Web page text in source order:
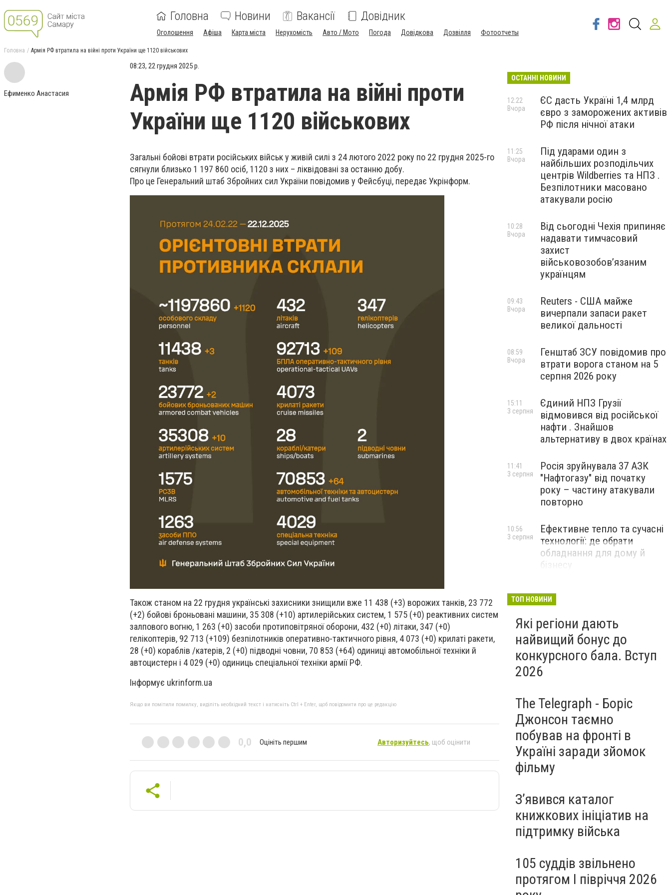
Головна Новини Вакансії Довідник
Оголошення Афіша Карта міста Нерухомість Авто / Мото Погода Довідкова Дозвілля Фотоотчеты
Головна Армія РФ втратила на війні проти України ще 1120 військових
Ефименко Анастасия
08:23, 22 грудня 2025 р.
Армія РФ втратила на війні проти
України ще 1120 військових
Загальні бойові втрати російських військ у живій силі з 24 лютого 2022 року по 22 грудня 2025-го
сягнули близько 1 197 860 осіб, 1120 з них – ліквідовані за останню добу.
Про це Генеральний штаб Збройних сил України повідомив у Фейсбуці, передає Укрінформ.
Також станом на 22 грудня українські захисники знищили вже 11 438 (+3) ворожих танків, 23 772
(+2) бойові броньовані машини, 35 308 (+10) артилерійських систем, 1 575 (+0) реактивних систем
залпового вогню, 1 263 (+0) засоби протиповітряної оборони, 432 (+0) літаки, 347 (+0)
гелікоптерів, 92 713 (+109) безпілотників оперативно-тактичного рівня, 4 073 (+0) крилаті ракети,
28 (+0) кораблів /катерів, 2 (+0) підводні човни, 70 853 (+64) одиниці автомобільної техніки й
автоцистерн і 4 029 (+0) одиниць спеціальної техніки армії РФ.
Інформує ukrinform.ua
Якщо ви помітили помилку, виділіть необхідний текст і натисніть Ctrl + Enter, щоб повідомити про це редакцію
0,0 Оцініть першим Авторизуйтесь, щоб оцінити
ОСТАННІ НОВИНИ
ЄС дасть Україні 1,4 млрд
євро з заморожених активів
РФ після нічної атаки
12:22
Вчора
Під ударами один з
найбільших розподільчих
центрів Wildberries та НПЗ .
Безпілотники масовано
атакували росію
11:25
Вчора
Від сьогодні Чехія припиняє
надавати тимчасовий
захист
військовозобов’язаним
українцям
10:28
Вчора
Reuters - США майже
вичерпали запаси ракет
великої дальності
09:43
Вчора
Генштаб ЗСУ повідомив про
втрати ворога станом на 5
серпня 2026 року
08:59
Вчора
Єдиний НПЗ Грузії
відмовився від російської
нафти . Знайшов
альтернативу в двох країнах
15:11
3 серпня
Росія зруйнувала 37 АЗК
"Нафтогазу" від початку
року – частину атакували
повторно
11:41
3 серпня
Ефективне тепло та сучасні
технології: де обрати
обладнання для дому й
бізнесу
10:56
3 серпня
ТОП НОВИНИ
Які регіони дають
найвищий бонус до
конкурсного бала. Вступ
2026
The Telegraph - Боріс
Джонсон таємно
побував на фронті в
Україні заради зйомок
фільму
З’явився каталог
книжкових ініціатив на
підтримку війська
105 суддів звільнено
протягом I півріччя 2026